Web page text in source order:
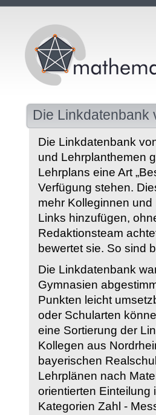
Die Linkdatenbank
Die Linkdatenbank
und Lehrplanthemen
Lehrplans eine Art
Verfügung stehen.
mehr Kolleginnen und
Links hinzufügen,
Redaktionsteam
bewertet sie. So sind
Die Linkdatenbank
Gymnasien
Punkten leicht
oder Schularten
eine Sortierung der
Kollegen aus
bayerischen
Lehrplänen nach
orientierten Einteilung
Kategorien Zahl -